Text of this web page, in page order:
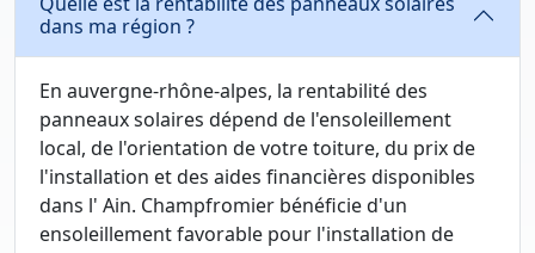
dans ma région ?
En auvergne-rhône-alpes, la rentabilité des
panneaux solaires dépend de l'ensoleillement
local, de l'orientation de votre toiture, du prix de
l'installation et des aides financières disponibles
dans l' Ain. Champfromier bénéficie d'un
ensoleillement favorable pour l'installation de